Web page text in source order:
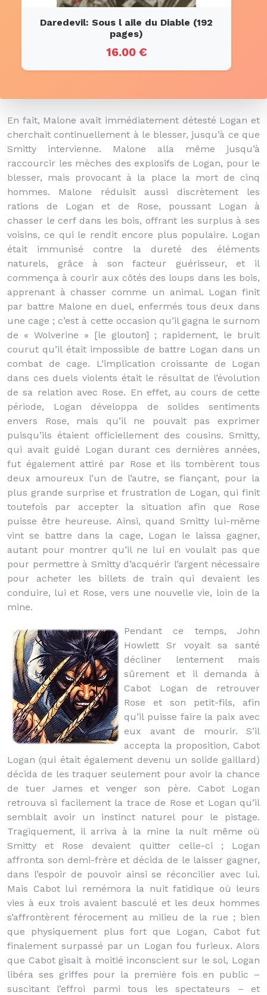
Daredevil: Sous l aile du Diable (192
pages)
16.00 €
En fait, Malone avait immédiatement détesté Logan et
cherchait continuellement à le blesser, jusqu’à ce que
Smitty intervienne. Malone alla même jusqu’à
raccourcir les mèches des explosifs de Logan, pour le
blesser, mais provocant à la place la mort de cinq
hommes. Malone réduisit aussi discrètement les
rations de Logan et de Rose, poussant Logan à
chasser le cerf dans les bois, offrant les surplus à ses
voisins, ce qui le rendit encore plus populaire. Logan
était immunisé contre la dureté des éléments
naturels, grâce à son facteur guérisseur, et il
commença à courir aux côtés des loups dans les bois,
apprenant à chasser comme un animal. Logan finit
par battre Malone en duel, enfermés tous deux dans
une cage ; c’est à cette occasion qu’il gagna le surnom
de « Wolverine » [le glouton] ; rapidement, le bruit
courut qu’il était impossible de battre Logan dans un
combat de cage. L’implication croissante de Logan
dans ces duels violents était le résultat de l’évolution
de sa relation avec Rose. En effet, au cours de cette
période, Logan développa de solides sentiments
envers Rose, mais qu’il ne pouvait pas exprimer
puisqu’ils étaient officiellement des cousins. Smitty,
qui avait guidé Logan durant ces dernières années,
fut également attiré par Rose et ils tombèrent tous
deux amoureux l’un de l’autre, se fiançant, pour la
plus grande surprise et frustration de Logan, qui finit
toutefois par accepter la situation afin que Rose
puisse être heureuse. Ainsi, quand Smitty lui-même
vint se battre dans la cage, Logan le laissa gagner,
autant pour montrer qu’il ne lui en voulait pas que
pour permettre à Smitty d’acquérir l’argent nécessaire
pour acheter les billets de train qui devaient les
conduire, lui et Rose, vers une nouvelle vie, loin de la
mine.
Pendant ce temps, John
Howlett Sr voyait sa santé
décliner lentement mais
sûrement et il demanda à
Cabot Logan de retrouver
Rose et son petit-fils, afin
qu’il puisse faire la paix avec
eux avant de mourir. S’il
accepta la proposition, Cabot
Logan (qui était également devenu un solide gaillard)
décida de les traquer seulement pour avoir la chance
de tuer James et venger son père. Cabot Logan
retrouva si facilement la trace de Rose et Logan qu’il
semblait avoir un instinct naturel pour le pistage.
Tragiquement, il arriva à la mine la nuit même où
Smitty et Rose devaient quitter celle-ci ; Logan
affronta son demi-frère et décida de le laisser gagner,
dans l’espoir de pouvoir ainsi se réconcilier avec lui.
Mais Cabot lui remémora la nuit fatidique où leurs
vies à eux trois avaient basculé et les deux hommes
s’affrontèrent férocement au milieu de la rue ; bien
que physiquement plus fort que Logan, Cabot fut
finalement surpassé par un Logan fou furieux. Alors
que Cabot gisait à moitié inconscient sur le sol, Logan
libéra ses griffes pour la première fois en public –
suscitant l’effroi parmi tous les spectateurs – et